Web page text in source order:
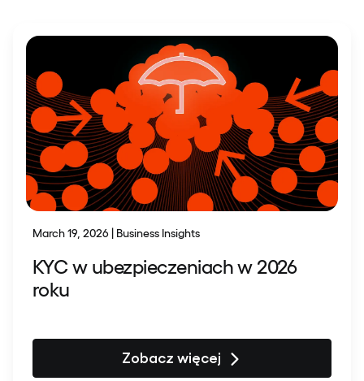
March 19, 2026 | Business Insights
KYC w ubezpieczeniach w 2026
roku
Zobacz więcej